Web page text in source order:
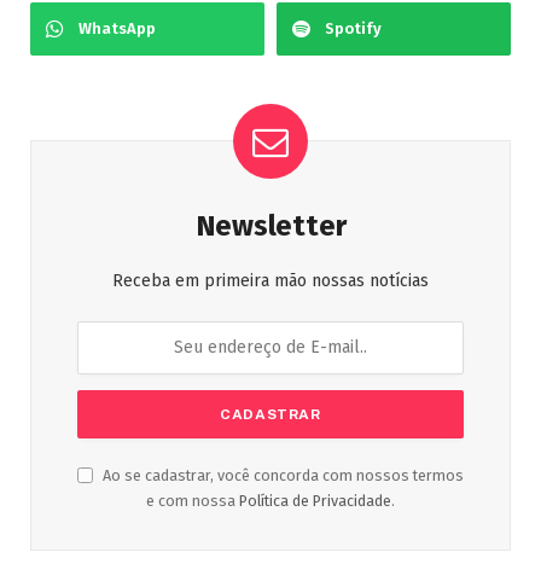
WhatsApp Spotify
Newsletter
Receba em primeira mão nossas notícias
Ao se cadastrar, você concorda com nossos termos
e com nossa Política de Privacidade.